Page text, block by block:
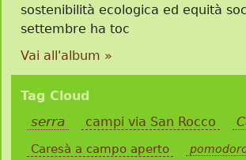
sostenibilità ecologica ed equità
settembre ha toc
Vai all'album »
Tag Cloud
serra campi via San Rocco
Caresà a campo aperto